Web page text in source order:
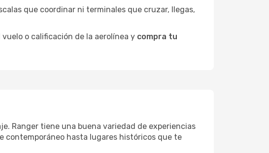
que coordinar ni terminales que cruzar, llegas,
o calificación de la aerolínea y compra tu
Ranger tiene una buena variedad de experiencias
contemporáneo hasta lugares históricos que te